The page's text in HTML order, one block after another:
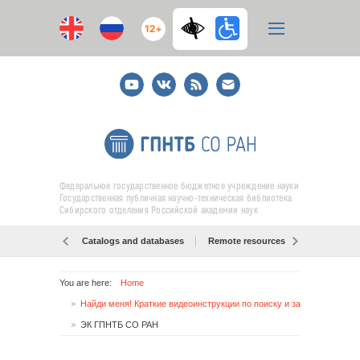
12+
YoutubeВКонтакте
RSS
E-
mail
подписка
Федеральное государственное бюджетное учреждение науки
Государственная публичная научно-техническая библиотека
Сибирского отделения Российской академии наук
Catalogs and databases Remote resources
You are here: Home
ЭК ГПНТБ СО РАН